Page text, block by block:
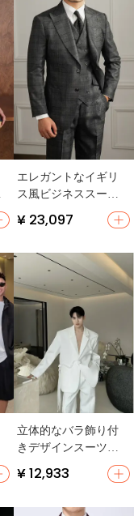
エレガントなイギリ
ス風ビジネススーツ
【紳士用・軽快な通
勤スタイル・テーラ
ンツ・ベスト】（セ
ットアップ対応）
¥ 23,097
立体的なバラ飾り付
きデザインスーツ
【男女兼用・洗練さ
れた印象・西洋スタ
¥ 12,933